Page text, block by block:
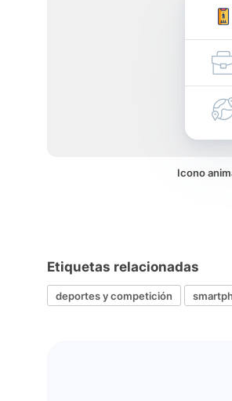
Icono
Etiquetas relacionadas
deportes y competición